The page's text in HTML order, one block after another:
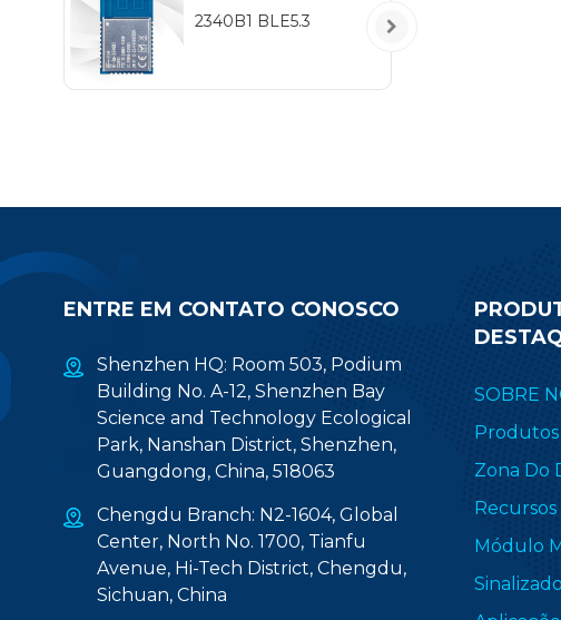
2340B1 BLE5.3
ENTRE EM CONTATO CONOSCO
Shenzhen HQ: Room 503, Podium
Building No. A-12, Shenzhen Bay
Science and Technology Ecological
Park, Nanshan District, Shenzhen,
Guangdong, China, 518063
Chengdu Branch: N2-1604, Global
Center, North No. 1700, Tianfu
Avenue, Hi-Tech District, Chengdu,
Sichuan, China
SOBRE
Produtos
Zona Do
Módulo